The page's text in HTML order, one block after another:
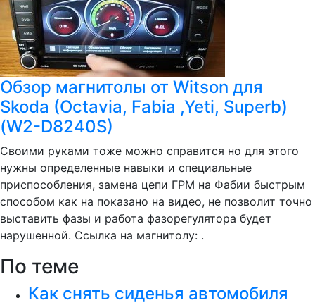
Обзор магнитолы от Witson для
Skoda (Octavia, Fabia ,Yeti, Superb)
(W2-D8240S)
Своими руками тоже можно справится но для этого
нужны определенные навыки и специальные
приспособления, замена цепи ГРМ на Фабии быстрым
способом как на показано на видео, не позволит точно
выставить фазы и работа фазорегулятора будет
нарушенной. Ссылка на магнитолу: .
По теме
Как снять сиденья автомобиля